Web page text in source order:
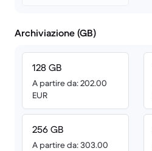
Archiviazione (GB)
128 GB
A partire da: 202.00
EUR
256 GB
A partire da: 303.00